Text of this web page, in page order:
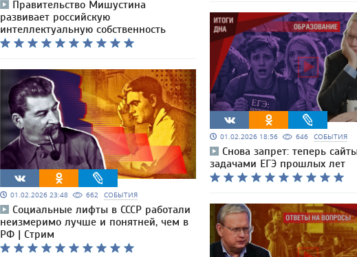
Правительство Мишустина
развивает российскую
интеллектуальную собственность
01.02.2026 23:48 662 СОБЫТИЯ
Социальные лифты в СССР работали
неизмеримо лучше и понятней, чем в
РФ | Стрим
01.02.2026 18:56 646 СОБЫТИЯ
Снова запрет: теперь
задачами ЕГЭ прошлых лет